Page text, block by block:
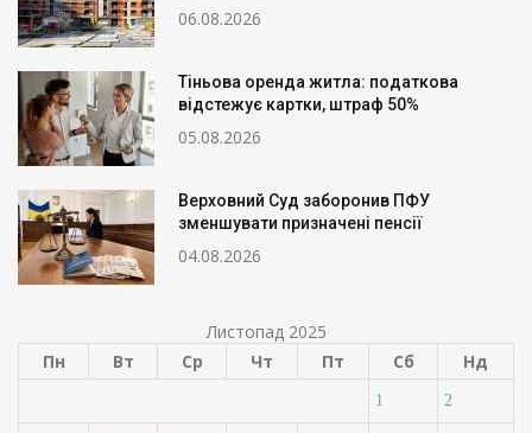
06.08.2026
Тіньова оренда житла: податкова
відстежує картки, штраф 50%
05.08.2026
Верховний Суд заборонив ПФУ
зменшувати призначені пенсії
04.08.2026
Листопад 2025
Пн
Вт Ср Чт Пт Сб Нд
1 2